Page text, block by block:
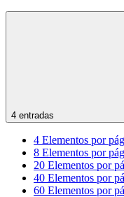
4 entradas
4 Elementos por
8 Elementos por
20 Elementos por
40 Elementos por
60 Elementos por